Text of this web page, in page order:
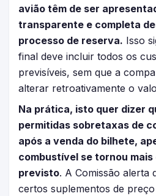
avião têm de ser
transparente e completa
processo de reserva. Isso
final deve incluir todos os
previsíveis, sem que a
alterar retroativamente o
Na prática, isto quer dizer
permitidas sobretaxas de
após a venda do bilhete,
combustível se tornou mais
previsto. A Comissão alerta
certos suplementos de